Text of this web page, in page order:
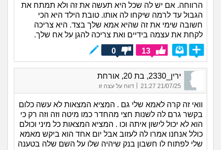
הרווחה. אם יש לה שכל היא תעשה את זה ולא תמתח את
הגבול עד לרמה שיקחו לה אותו. טובת הילד היא הכי
חשובה שימי את זה שהיא אמא שלך בצד. היא צריכה
לקחת את עצמה בידיים ואת צריכה להגן על אח שלך.
13
0
ירין_2330, בת 20, אורחת
21/07/25 21:27 דווח על עצה זו
וואי זה קרה לאמא שלי גם . המציא המצאות לא עשה כלום
בקשר גרם לה לשנות חצי מהחדר כמו מיטה וזה וזה רק כי
הוא לא יכול לישון איתה וכו . המציא המצאות כל מיני וכולם
כולל אנחנו אמרו לה לעזוב אבל יום אחד הוא ביקש מאמא
שלי לפתוח לו חשבון בנק שיהיה שלו על השם שלה בטענה